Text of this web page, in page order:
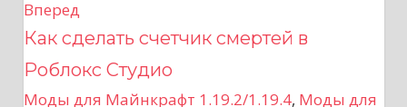
и
г
Вперед
Как сделать счетчик смертей в
Роблокс Студио
Моды для Майнкрафт 1.19.2/1.19.4, Моды для